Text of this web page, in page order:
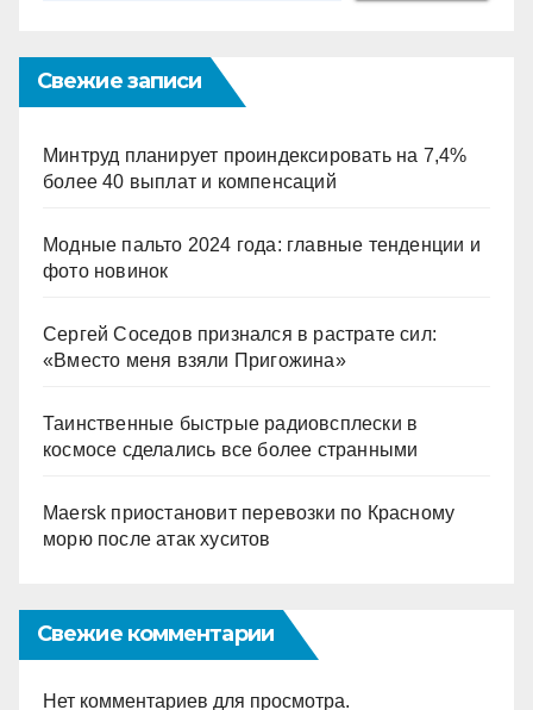
Свежие записи
Минтруд планирует проиндексировать на 7,4%
более 40 выплат и компенсаций
Модные пальто 2024 года: главные тенденции и
фото новинок
Сергей Соседов признался в растрате сил:
«Вместо меня взяли Пригожина»
Таинственные быстрые радиовсплески в
космосе сделались все более странными
Maersk приостановит перевозки по Красному
морю после атак хуситов
Свежие комментарии
Нет комментариев для просмотра.